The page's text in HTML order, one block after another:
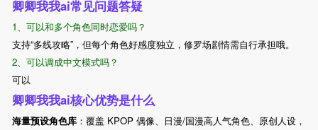
卿卿我我ai常见问题答疑
1、可以和多个角色同时恋爱吗？
支持“多线攻略”，但每个角色好感度独立，修罗场剧情需自行承担哦。
2、可以调成中文模式吗？
可以
卿卿我我ai核心优势是什么
海量预设角色库：覆盖 KPOP 偶像、日漫/国漫高人气角色、原创人设，